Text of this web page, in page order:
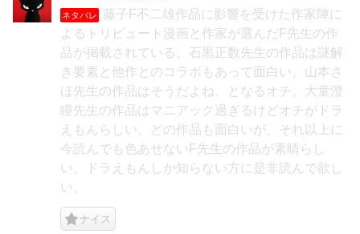
ネタバレ
藤子F不二雄作品に影響を受けた作家陣に
よるトリビュート漫画と作家が選んだF先生の作
品が掲載されている。石黒正数先生の作品は謎解
き要素と他作とのコラボもあって面白い。山本さ
ほ先生の作品はそうだよね、となるオチ。大童澄
瞳先生の作品はマニアック過ぎるけどオチがドラ
えもんらしい。どの作品も面白いが、それ以上に
今読んでも色あせないF先生の作品が素晴らし
い。ドラえもんしか知らない方に是非読んで欲し
い。
ナイス